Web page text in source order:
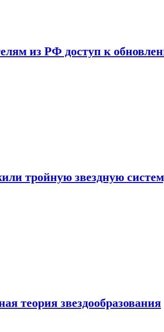
из РФ доступ к
тройную звездную
теория звездообразования